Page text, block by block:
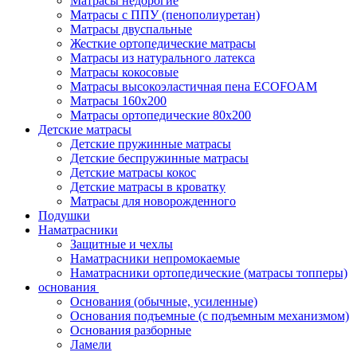
Матрасы с ППУ (пенополиуретан)
Матрасы двуспальные
Жесткие ортопедические матрасы
Матрасы из натурального латекса
Матрасы кокосовые
Матрасы высокоэластичная пена ECOFOAM
Матрасы 160х200
Матрасы ортопедические 80х200
Детские матрасы
Детские пружинные матрасы
Детские беспружинные матрасы
Детские матрасы кокос
Детские матрасы в кроватку
Матрасы для новорожденного
Подушки
Наматрасники
Защитные и чехлы
Наматрасники непромокаемые
Наматрасники ортопедические (матрасы топперы)
основания
Основания (обычные, усиленные)
Основания подъемные (с подъемным механизмом)
Основания разборные
Ламели